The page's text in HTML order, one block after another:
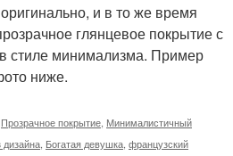
и в то же время
глянцевое покрытие с
стиле минимализма. Пример
ниже.
Прозрачное покрытие Минималистичный
дизайна Богатая девушка французский